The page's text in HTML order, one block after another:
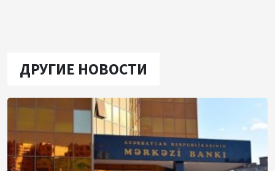
ДРУГИЕ НОВОСТИ